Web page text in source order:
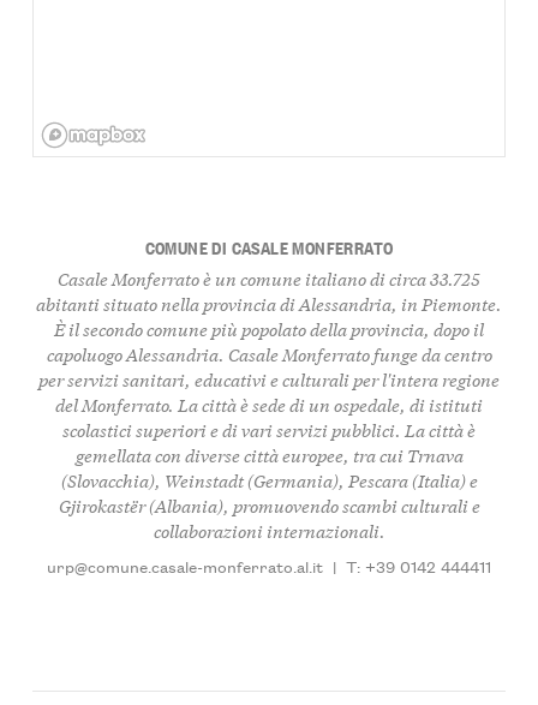
COMUNE DI CASALE MONFERRATO
Casale Monferrato è un comune italiano di circa 33.725
abitanti situato nella provincia di Alessandria, in Piemonte.
È il secondo comune più popolato della provincia, dopo il
capoluogo Alessandria. Casale Monferrato funge da centro
per servizi sanitari, educativi e culturali per l'intera regione
del Monferrato. La città è sede di un ospedale, di istituti
scolastici superiori e di vari servizi pubblici. La città è
gemellata con diverse città europee, tra cui Trnava
(Slovacchia), Weinstadt (Germania), Pescara (Italia) e
Gjirokastër (Albania), promuovendo scambi culturali e
collaborazioni internazionali.
urp@comune.casale-monferrato.al.it | T: +39 0142 444411